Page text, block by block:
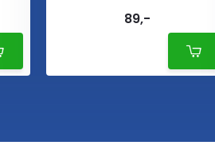
89,-